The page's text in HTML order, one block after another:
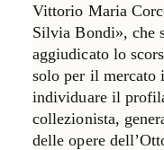
Vittorio Maria
Silvia Bondi», che
aggiudicato lo
solo per il mercato
individuare il
collezionista,
delle opere